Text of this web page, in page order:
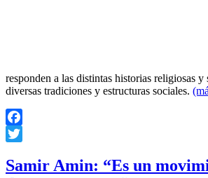
responden a las distintas historias religiosas y
diversas tradiciones y estructuras sociales.
Facebook
Samir Amin: “Es un